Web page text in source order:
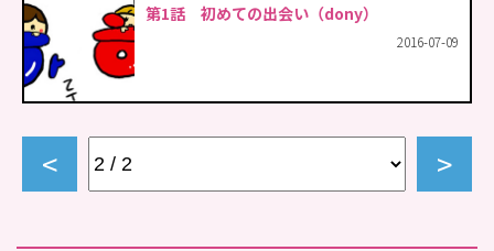
第1話 初めての出会い（dony）
2016-07-09